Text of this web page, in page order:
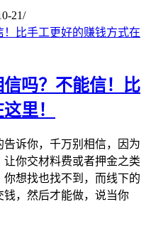
21/
吗？不能信！比
里！
诉你，千万别相信，因为
你交材料费或者押金之类
想找也找不到，而线下的
，然后才能做，说当你